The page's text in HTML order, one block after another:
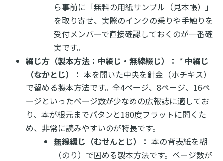
ら事前に「無料の用紙サンプル（見本帳）」
を取り寄せ、実際のインクの乗りや手触りを
受付メンバーで直接確認しておくのが一番確
実です。
綴じ方（製本方法：中綴じ・無線綴じ）： * 中綴じ
（なかとじ）： 本を開いた中央を針金（ホチキス）
で留める製本方法です。全4ページ、8ページ、16ペ
ージといったページ数が少なめの広報誌に適してお
り、本が根元までパタンと180度フラットに開くた
め、非常に読みやすいのが特長です。
無線綴じ（むせんとじ）： 本の背表紙を糊
（のり）で固める製本方法です。ページ数が